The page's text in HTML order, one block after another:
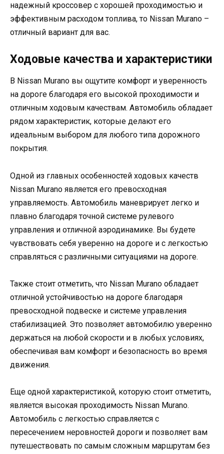
надежный кроссовер с хорошей проходимостью и
эффективным расходом топлива, то Nissan Murano –
отличный вариант для вас.
Ходовые качества и характеристики
В Nissan Murano вы ощутите комфорт и уверенность
на дороге благодаря его высокой проходимости и
отличным ходовым качествам. Автомобиль обладает
рядом характеристик, которые делают его
идеальным выбором для любого типа дорожного
покрытия.
Одной из главных особенностей ходовых качеств
Nissan Murano является его превосходная
управляемость. Автомобиль маневрирует легко и
плавно благодаря точной системе рулевого
управления и отличной аэродинамике. Вы будете
чувствовать себя уверенно на дороге и с легкостью
справляться с различными ситуациями на дороге.
Также стоит отметить, что Nissan Murano обладает
отличной устойчивостью на дороге благодаря
превосходной подвеске и системе управления
стабилизацией. Это позволяет автомобилю уверенно
держаться на любой скорости и в любых условиях,
обеспечивая вам комфорт и безопасность во время
движения.
Еще одной характеристикой, которую стоит отметить,
является высокая проходимость Nissan Murano.
Автомобиль с легкостью справляется с
пересечением неровностей дороги и позволяет вам
путешествовать по самым сложным маршрутам без